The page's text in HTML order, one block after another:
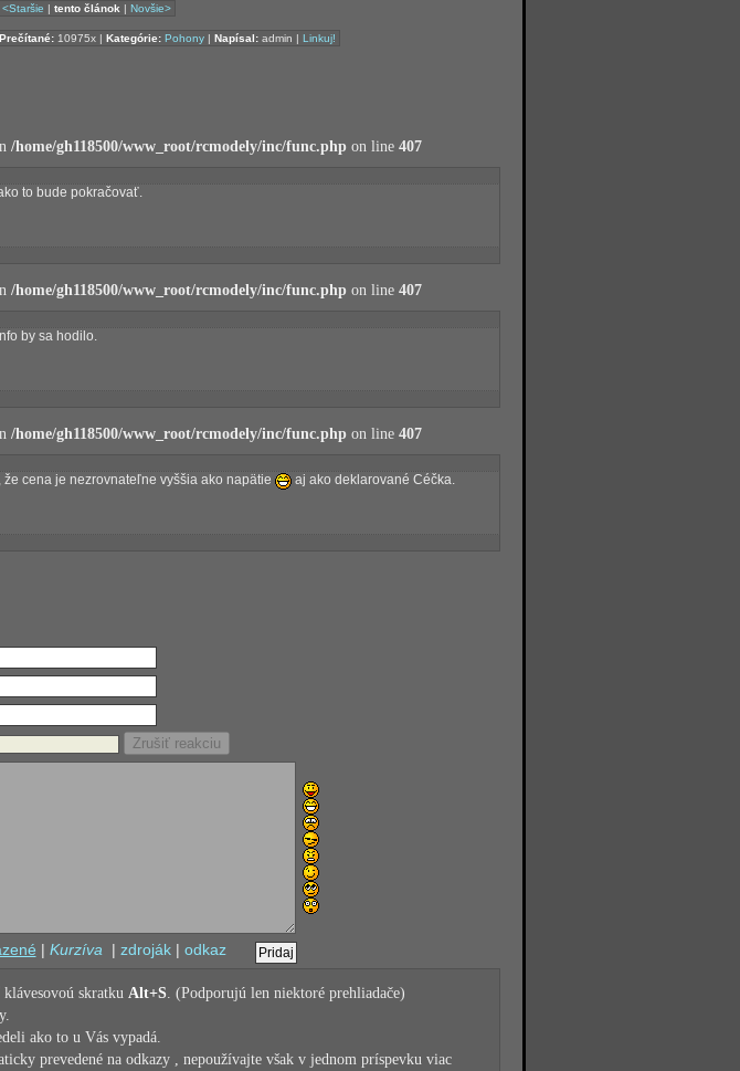
<Staršie | tento článok | Novšie>
Prečítané: 10975x | Kategórie: Pohony | Napísal: admin | Linkuj!
/home/gh118500/www_root/rcmodely/inc/func.php on line 407
to bude pokračovať.
/home/gh118500/www_root/rcmodely/inc/func.php on line 407
by sa hodilo.
/home/gh118500/www_root/rcmodely/inc/func.php on line 407
cena je nezrovnateľne vyššia ako napätie
aj ako deklarované Céčka.
| Kurzíva | zdroják| odkaz
skratku Alt+S . (Podporujú len niektoré prehliadače)
ako to u Vás vypadá.
prevedené na odkazy , nepoužívajte však v jednom príspevku viac